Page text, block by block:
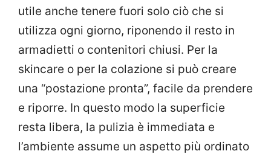
utile anche tenere fuori solo ciò che si
utilizza ogni giorno, riponendo il resto in
armadietti o contenitori chiusi. Per la
skincare o per la colazione si può creare
una “postazione pronta”, facile da prendere
e riporre. In questo modo la superficie
resta libera, la pulizia è immediata e
l’ambiente assume un aspetto più ordinato